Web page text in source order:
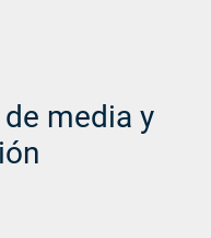
media y